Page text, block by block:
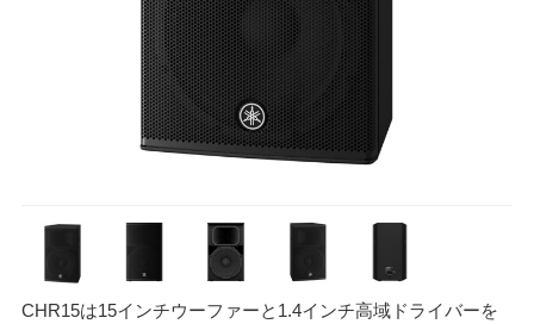
CHR15は15インチウーファーと1.4インチ高域ドライバーを